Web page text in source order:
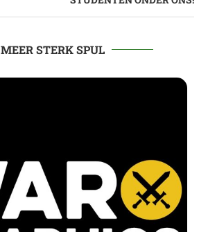
MEER STERK SPUL